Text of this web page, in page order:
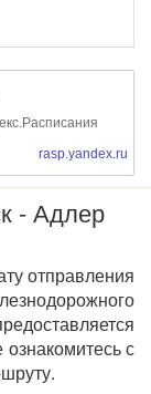
rasp.yandex.ru
- Адлер
отправления
с